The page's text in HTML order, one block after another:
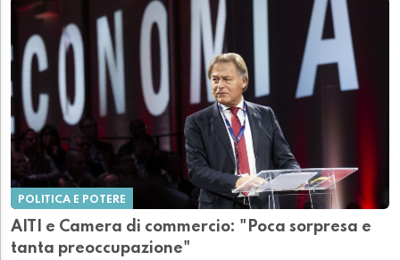
POLITICA E POTERE
AITI e Camera di commercio: "Poca sorpresa e
tanta preoccupazione"